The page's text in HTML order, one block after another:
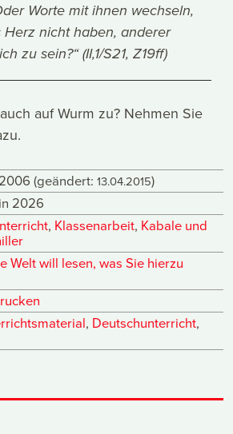
Worte mit ihnen wechseln,
Herz nicht haben, anderer
zu sein?“ (II,1/S21, Z19ff)
auf Wurm zu? Nehmen Sie
(geändert: 13.04.2015)
2026
, Klassenarbeit, Kabale und
Welt will lesen, was Sie hierzu
, Deutschunterricht,